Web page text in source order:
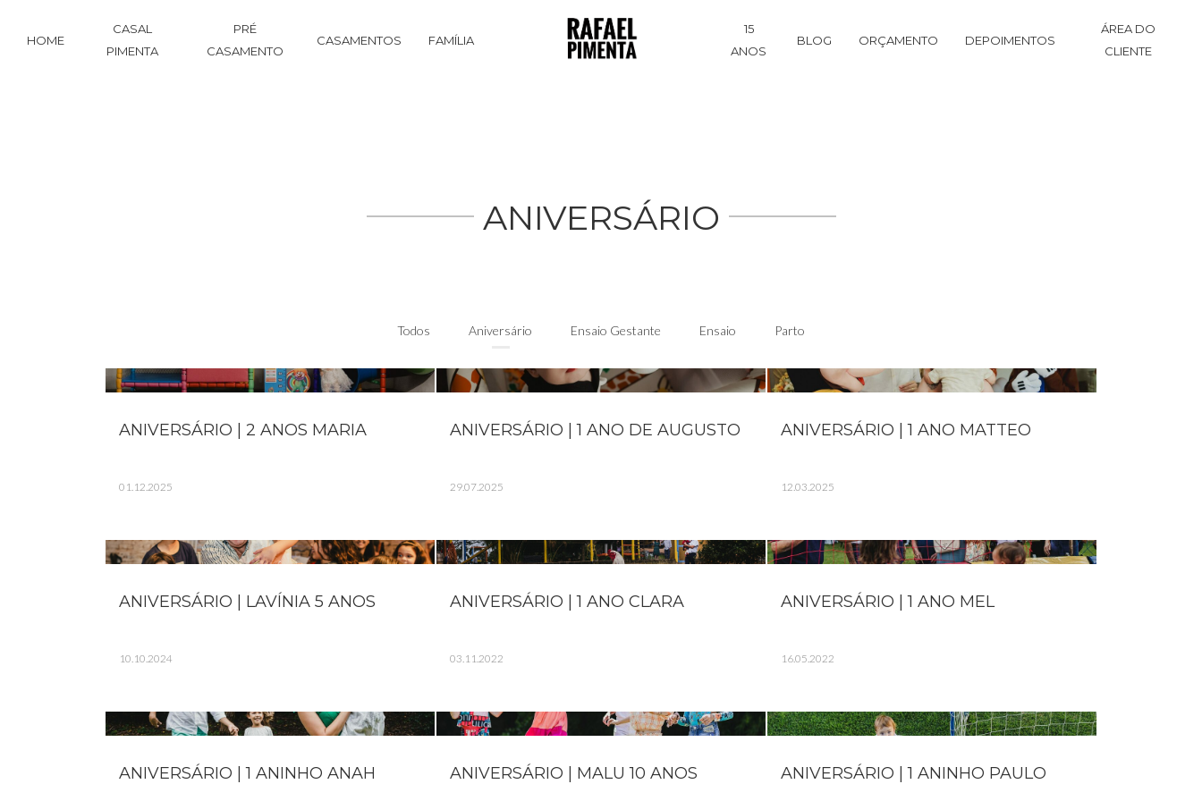
HOME
CASAL
PIMENTA
PRÉ
CASAMENTO
CASAMENTOS FAMÍLIA
15
ANOS
BLOG ORÇAMENTO DEPOIMENTOS
ÁREA DO
CLIENTE
ANIVERSÁRIO
Todos Aniversário Ensaio Gestante Ensaio Parto
ANIVERSÁRIO | 2 ANOS MARIA
01.12.2025
ANIVERSÁRIO | 1 ANO DE AUGUSTO
29.07.2025
ANIVERSÁRIO | 1 ANO MATTEO
12.03.2025
ANIVERSÁRIO | LAVÍNIA 5 ANOS
10.10.2024
ANIVERSÁRIO | 1 ANO CLARA
03.11.2022
ANIVERSÁRIO | 1 ANO MEL
16.05.2022
ANIVERSÁRIO | 1 ANINHO ANAH ANIVERSÁRIO | MALU 10 ANOS ANIVERSÁRIO | 1 ANINHO PAULO